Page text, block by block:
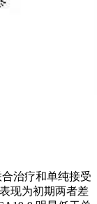
治疗和单纯接受
现为初期两者差